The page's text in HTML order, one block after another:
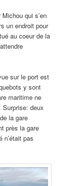
qui s’en
un endroit pour
au coeur de la
sur le port est
y sont
maritime ne
Surprise: deux
la gare
près la gare
pas